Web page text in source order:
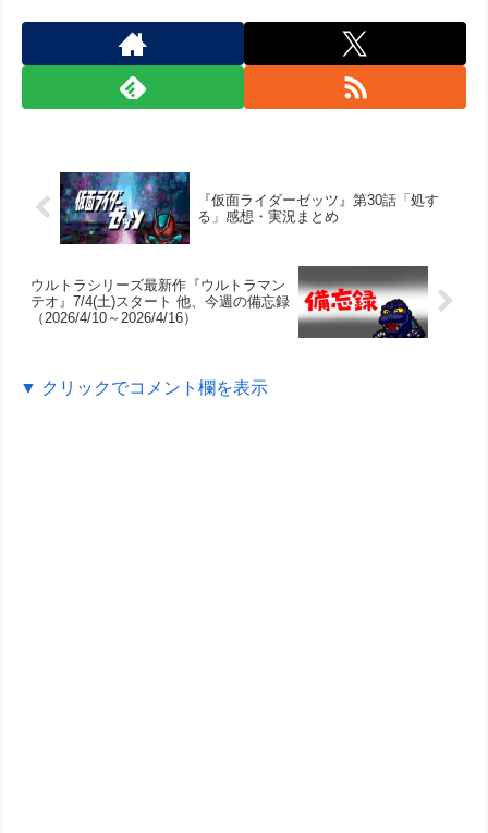
『仮面ライダーゼッツ』第30話「処す
る」感想・実況まとめ
ウルトラシリーズ最新作『ウルトラマン
テオ』7/4(土)スタート 他、今週の備忘録
（2026/4/10～2026/4/16）
▼ クリックでコメント欄を表示